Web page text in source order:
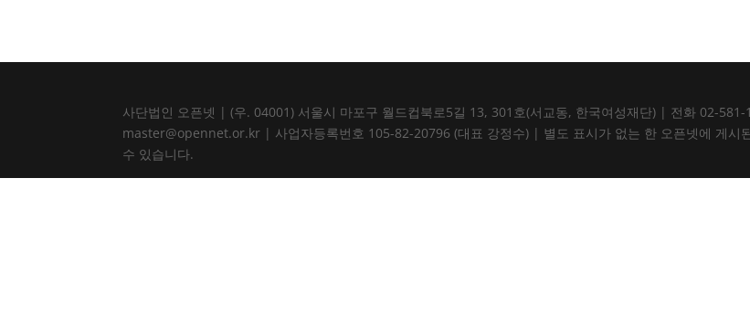
사단법인 오픈넷 | (우. 04001) 서울시 마포구 월드컵북로5길 13, 301호(서교동, 한국여성재단) | 전화 02-
master@opennet.or.kr | 사업자등록번호 105-82-20796 (대표 강정수) | 별도 표시가 없는 한 오픈넷에 게시
수 있습니다.